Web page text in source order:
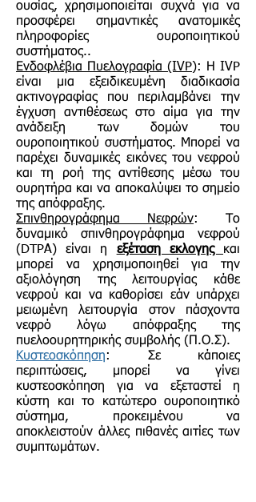
ουσίας, χρησιμοποιείται συχνά για να
προσφέρει σημαντικές ανατομικές
πληροφορίες ουροποιητικού
συστήματος..
Ενδοφλέβια Πυελογραφία (IVP): Η IVP
είναι μια εξειδικευμένη διαδικασία
ακτινογραφίας που περιλαμβάνει την
έγχυση αντιθέσεως στο αίμα για την
ανάδειξη των δομών του
ουροποιητικού συστήματος. Μπορεί να
παρέχει δυναμικές εικόνες του νεφρού
και τη ροή της αντίθεσης μέσω του
ουρητήρα και να αποκαλύψει το σημείο
της απόφραξης.
Σπινθηρογράφημα Νεφρών: Το
δυναμικό σπινθηρογράφημα νεφρού
(DTPA) είναι η εξέταση εκλογης και
μπορεί να χρησιμοποιηθεί για την
αξιολόγηση της λειτουργίας κάθε
νεφρού και να καθορίσει εάν υπάρχει
μειωμένη λειτουργία στον πάσχοντα
νεφρό λόγω απόφραξης της
πυελοουρητηρικής συμβολής (Π.Ο.Σ).
Κυστεοσκόπηση: Σε κάποιες
περιπτώσεις, μπορεί να γίνει
κυστεοσκόπηση για να εξεταστεί η
κύστη και το κατώτερο ουροποιητικό
σύστημα, προκειμένου να
αποκλειστούν άλλες πιθανές αιτίες των
συμπτωμάτων.